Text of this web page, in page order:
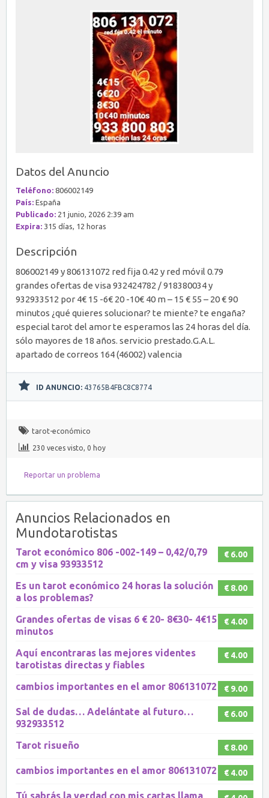
Datos del Anuncio
Teléfono: 806002149
País: España
Publicado: 21 junio, 2026 2:39 am
Expira: 315 días, 12 horas
Descripción
806002149 y 806131072 red fija 0.42 y red móvil 0.79
grandes ofertas de visa 932424782 / 918380034 y
932933512 por 4€ 15 -6€ 20 -10€ 40 m – 15 € 55 – 20 € 90
minutos ¿qué quieres solucionar? te miente? te engaña?
especial tarot del amor te esperamos las 24 horas del día.
sólo mayores de 18 años. servicio prestado.G.A.L.
apartado de correos 164 (46002) valencia
ID ANUNCIO: 43765B4FBC8C8774
tarot-económico
230 veces visto, 0 hoy
Reportar un problema
Anuncios Relacionados en
Mundotarotistas
€ 6.00
Tarot económico 806 -002-149 – 0,42/0,79
cm y visa 93933512
€ 8.00
Es un tarot económico 24 horas la solución
a los problemas?
€ 4.00
Grandes ofertas de visas 6 € 20- 8€30- 4€15
minutos
€ 4.00
Aquí encontraras las mejores videntes
tarotistas directas y fiables
€ 9.00
cambios importantes en el amor 806131072
€ 6.00
Sal de dudas… Adelántate al futuro…
932933512
€ 8.00
Tarot risueño
€ 4.00
cambios importantes en el amor 806131072
Tú sabrás la verdad con mis cartas llama